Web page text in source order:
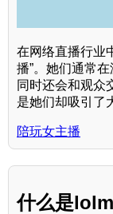
在网络直播行业
播”。她们通常
同时还会和观众
是她们却吸引了
陪玩女主播
什么是